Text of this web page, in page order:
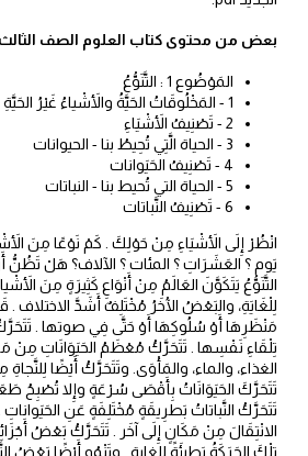
بعض من محتوى كتاب العلوم الصف الثالث
المَوْضُوع 1 : التَّنَوُّعُ
1 - المَخْلُوقَاتُ الحَيَّةُ والأَشْياءُ غَيْرُ الحَيَّةِ
2 - تَصْنِيفُ الأَشْيَاءِ
3 - الحياة الَّتِي تُحِيطُ بنا - الحيوانات
4 - تَصْنِيفُ الحَيَوانات
5 - الحياة التي تُحيط بنا - النباتات
6 - تَصْنِيفُ النَّباتات
انْظُرْ إِلَى الأَشْيَاءِ مِنْ حَوْلِكَ . كَمْ نَوْعًا مِنَ
يَوم ؟ العَشَرَاتِ ؟ المئات ؟ الآلاف؟ هَلْ تَظُنُّ
التَّنَوُّعُ يَتَكَوَّنَ العَالَمُ مِنْ أَنْوَاعِ كَثِيرَةٍ مِنَ
لِلْغَايَةِ، والبَعْضُ الْآخَرُ مُخْتَلِفٌ أَشَدَّ الاختلاف .
مَنْظَرِهَا أَوْ سُلُوكِهَا أَوْ حَتَّى فِي صوتها .
تِلْقَاءِ نَفْسِها . تَتَحَرَّكُ مُعْظَمُ الحَيَوَانَاتِ مِنْ
الغذاء، والماء، والمَأْوَى. وتَتَحَرَّكُ أَيْضًا
تَتَحَرَّكَ الحَيَوَانَاتُ بِأَقْصَى سُرْعَةٍ وإِلا تُصْبِحُ
تَتَحَرَّكُ النَّباتاتُ بَطرِيقَةٍ مُخْتَلِفَةٍ عَنِ الحَيَواناتِ
الانْتِقَالَ مِنْ مَكَانٍ إِلَى آخَر . تَتَحَرَّكُ بَعْضُ
تِلْكَ الحَرَكَةُ بَطِيئَةً للغاية . وتَنْمُو أَيْضًا بَعْضُ